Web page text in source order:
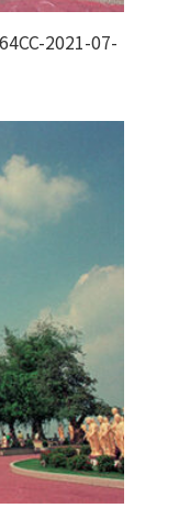
2021-07-